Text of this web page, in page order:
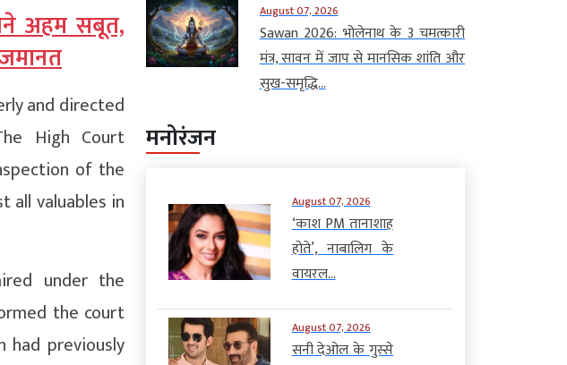
अहम सबूत,
and directed
High Court
of the
all valuables in
under the
the court
previously
August 07, 2026
Sawan 2026: भोलेनाथ के 3 चमत्कारी
मंत्र, सावन में जाप से मानसिक शांति और
सुख-समृद्धि...
मनोरंजन
August 07, 2026
‘काश PM तानाशाह
होते’, नाबालिग के
वायरल...
August 07, 2026
सनी देओल के गुस्से